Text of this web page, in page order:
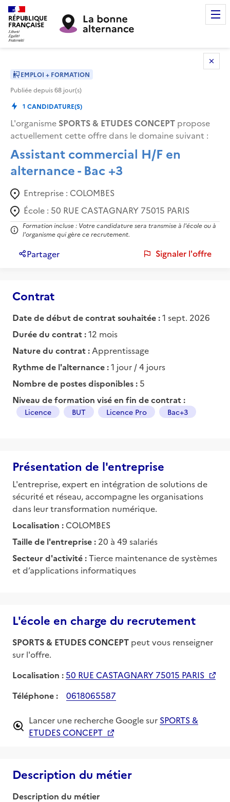
RÉPUBLIQUE
FRANÇAISE
EMPLOI + FORMATION
Publiée depuis68 jour(s)
1 CANDIDATURE(S)
L'organisme SPORTS & ETUDES CONCEPT propose
actuellement cette offre dans le domaine suivant :
Assistant commercial H/F en
alternance - Bac +3
Entreprise : COLOMBES
École : 50 RUE CASTAGNARY 75015 PARIS
Formation incluse : Votre candidature sera transmise à l'école ou à
l'organisme qui gère ce recrutement.
Partager Signaler l'offre
Contrat
Date de début de contrat souhaitée :1 sept. 2026
Durée du contrat :12 mois
Nature du contrat : Apprentissage
Rythme de l'alternance :1 jour / 4 jours
Nombre de postes disponibles : 5
Niveau de formation visé en fin de contrat :
Licence BUT Licence Pro Bac+3
Présentation de l'entreprise
L'entreprise, expert en intégration de solutions de
sécurité et réseau, accompagne les organisations
dans leur transformation numérique.
Localisation : COLOMBES
Taille de l'entreprise : 20 à 49 salariés
Secteur d'activité :Tierce maintenance de systèmes
et d’applications informatiques
L'école en charge du recrutement
SPORTS & ETUDES CONCEPT peut vous renseigner
sur l'offre.
Localisation :50 RUE CASTAGNARY 75015 PARIS
Téléphone :
0618065587
Lancer une recherche Google sur SPORTS &
ETUDES CONCEPT
Description du métier
Description du métier